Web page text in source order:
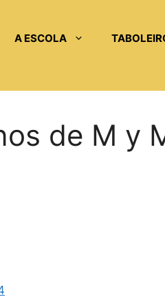
A ESCOLA
de M y